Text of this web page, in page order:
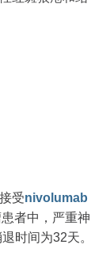
受nivolumab
者中，严重神
时间为32天。